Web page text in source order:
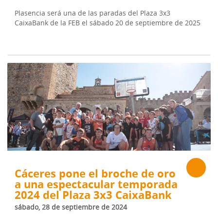
Plasencia será una de las paradas del Plaza 3x3
CaixaBank de la FEB el sábado 20 de septiembre de 2025
Cáceres pone el broche de oro
a una espectacular temporada
2024 del Plaza 3x3 CaixaBank
sábado, 28 de septiembre de 2024